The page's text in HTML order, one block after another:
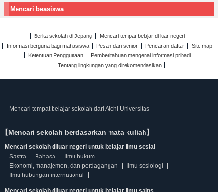
Mencari beasiswa
Berita sekolah di Jepang
Mencari tempat belajar di luar negeri
Informasi berguna bagi mahasiswa
Pesan dari senior Pencarian daftar
Site map
Ketentuan Penggunaan
Pemberitahuan mengenai informasi pribadi
Tentang lingkungan yang direkomendasikan
Mencari tempat belajar sekolah dari Aichi Universitas
【Mencari sekolah berdasarkan mata kuliah】
Mencari sekolah diluar negeri untuk belajar Ilmu sosial
Sastra
Bahasa
Ilmu hukum
Ekonomi, manajemen, dan perdagangan
Ilmu sosiologi
Ilmu hubungan international
Mencari sekolah diluar negeri untuk belajar Ilmu sains